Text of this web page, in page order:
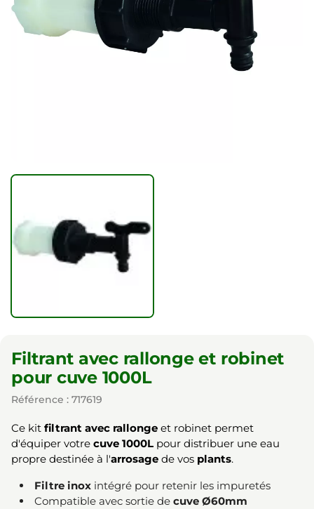
Filtrant avec rallonge et robinet
pour cuve 1000L
Référence : 717619
Ce kit filtrant avec rallonge et robinet permet
d'équiper votre cuve 1000L pour distribuer une eau
propre destinée à l'arrosage de vos plants.
Filtre inox intégré pour retenir les impuretés
Compatible avec sortie de cuve Ø60mm